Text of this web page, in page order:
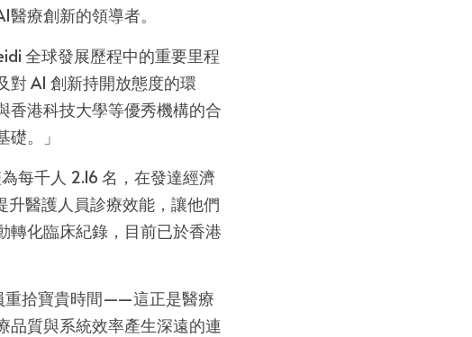
療創新的領導者。
全球發展歷程中的重要里程
對 AI 創新持開放態度的環
香港科技大學等優秀機構的合
。」
每千人 2.16 名，在發達經濟
升醫護人員診療效能，讓他們
轉化臨床紀錄，目前已於香港
重拾寶貴時間——這正是醫療
品質與系統效率產生深遠的連